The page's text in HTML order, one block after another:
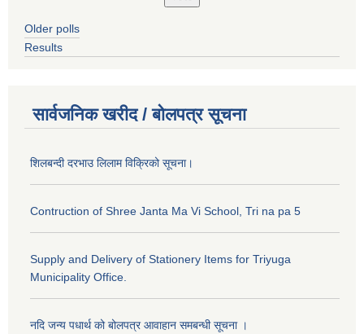
Older polls
Results
सार्वजनिक खरीद / बोलपत्र सूचना
शिलबन्दी दरभाउ लिलाम विक्रिको सूचना।
Contruction of Shree Janta Ma Vi School, Tri na pa 5
Supply and Delivery of Stationery Items for Triyuga
Municipality Office.
नदि जन्य पधार्थ को बोलपत्र आवाहान समबन्धी सूचना ।